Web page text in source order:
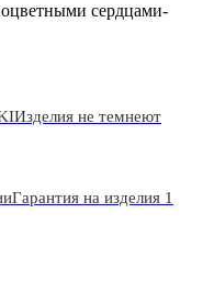
сердцами-
Изделия не темнеют
Гарантия на изделия 1